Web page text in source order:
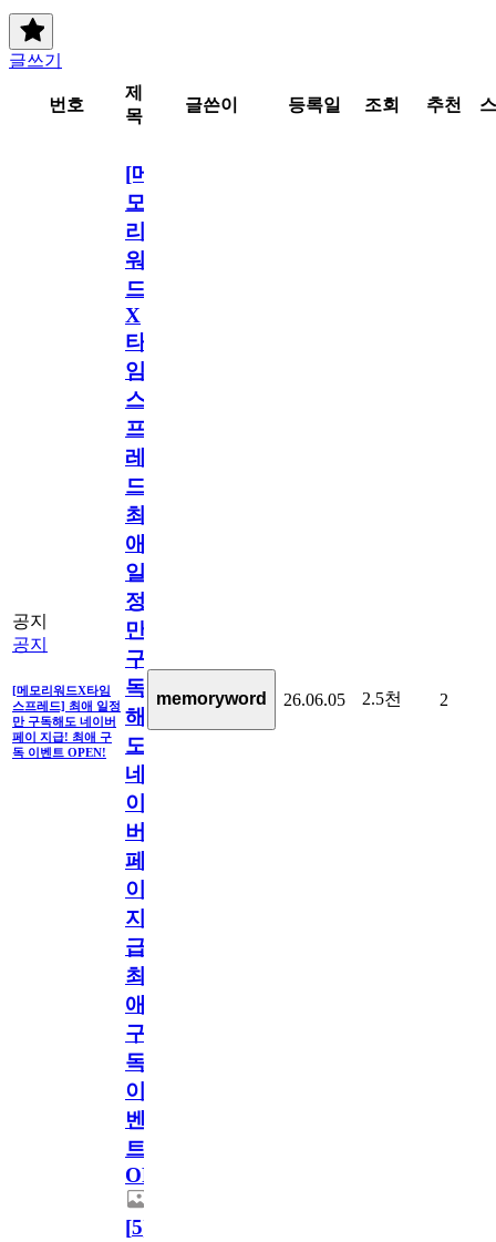
글쓰기
번호
제
목
글쓴이 등록일 조회 추천
공지
공지
[메모리워드X타임
스프레드] 최애 일정
만 구독해도 네이버
페이 지급! 최애 구
독 이벤트 OPEN!
[메
모
리
워
드
X
타
임
스
프
레
드]
최
애
일
정
만
구
독
해
도
네
이
버
페
이
지
급!
최
애
구
독
이
벤
트
OPEN!
[5]
memoryword 26.06.05 2.5천 2